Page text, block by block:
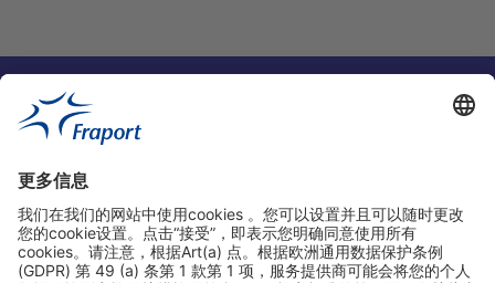
实用链接
购物&线上预定